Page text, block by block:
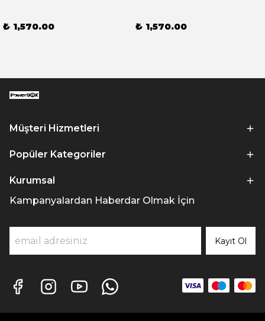
₺ 1,570.00 ₺ 1,570.00
Müşteri Hizmetleri
Popüler Kategoriler
Kurumsal
Kampanyalardan Haberdar Olmak İçin
Kayıt Ol